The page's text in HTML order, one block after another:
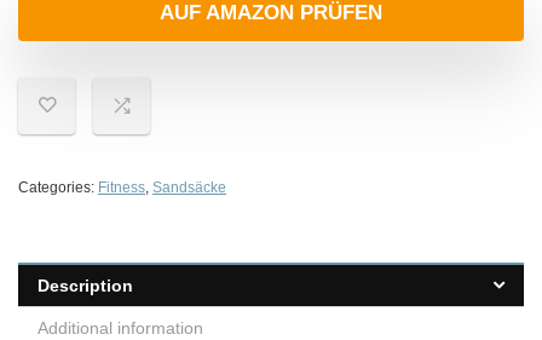
AUF AMAZON PRÜFEN
Categories: Fitness, Sandsäcke
Description
Additional information